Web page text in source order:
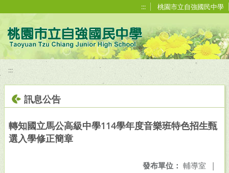
::: 桃園市立自強國民中學
:::
訊息公告
轉知國立馬公高級中學114學年度音樂班特色招生甄
選入學修正簡章
發布單位： 輔導室 |